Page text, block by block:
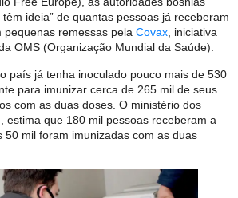
ideia” de quantas pessoas já receberam
pequenas remessas pela Covax, iniciativa
OMS (Organização Mundial da Saúde).
país já tenha inoculado pouco mais de 530
para imunizar cerca de 265 mil de seus
com as duas doses. O ministério dos
estima que 180 mil pessoas receberam a
50 mil foram imunizadas com as duas